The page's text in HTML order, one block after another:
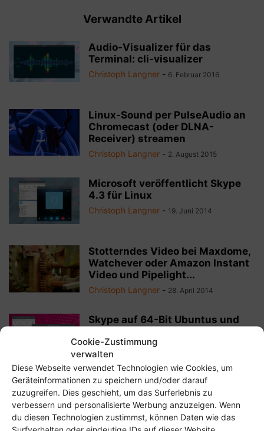
Cookie-Zustimmung
verwalten
Diese Webseite verwendet Technologien wie Cookies, um
Geräteinformationen zu speichern und/oder darauf
zuzugreifen. Dies geschieht, um das Surferlebnis zu
verbessern und personalisierte Werbung anzuzeigen. Wenn
du diesen Technologien zustimmst, können Daten wie das
Verwandte Artikel
Audio-Visualizer für das
Terminal: cli-visualizer
Christoph Langner - 6. Februar 2016
Linux-Sound per PulseAudio an
Chromecast (oder DLNA-
Receiver) streamen
Christoph Langner - 2. August 2015
Microsoft veröffentlicht Skype
4.3 für Linux
Christoph Langner - 19. Juni 2014
Stotterndes Video bei Maxdome,
Watchever oder Amazon Instant
Video und Pipelight...
Christoph Langner - 28. April 2014
Skype auf 64-Bit Ubuntus und
optimieren und Knackser...
Christoph Langner
Mikrofon über Boxen verstärkt
ausgeben (Pulseaudio)
Christoph Langner - 10. November 2011